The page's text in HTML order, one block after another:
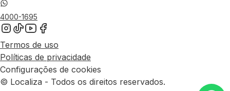
4000-1695
Termos de uso
Políticas de privacidade
Configurações de cookies
© Localiza - Todos os direitos reservados.